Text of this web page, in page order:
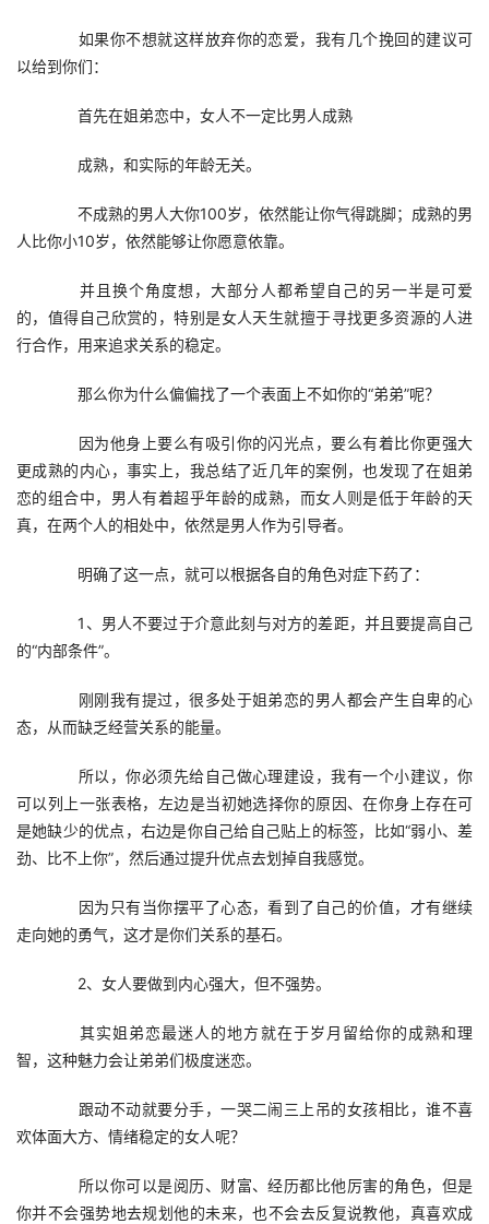
如果你不想就这样放弃你的恋爱，我有几个挽回的建议可
以给到你们：
首先在姐弟恋中，女人不一定比男人成熟
成熟，和实际的年龄无关。
不成熟的男人大你100岁，依然能让你气得跳脚；成熟的男
人比你小10岁，依然能够让你愿意依靠。
并且换个角度想，大部分人都希望自己的另一半是可爱
的，值得自己欣赏的，特别是女人天生就擅于寻找更多资源的人进
行合作，用来追求关系的稳定。
那么你为什么偏偏找了一个表面上不如你的“弟弟”呢？
因为他身上要么有吸引你的闪光点，要么有着比你更强大
更成熟的内心，事实上，我总结了近几年的案例，也发现了在姐弟
恋的组合中，男人有着超乎年龄的成熟，而女人则是低于年龄的天
真，在两个人的相处中，依然是男人作为引导者。
明确了这一点，就可以根据各自的角色对症下药了：
1、男人不要过于介意此刻与对方的差距，并且要提高自己
的“内部条件”。
刚刚我有提过，很多处于姐弟恋的男人都会产生自卑的心
态，从而缺乏经营关系的能量。
所以，你必须先给自己做心理建设，我有一个小建议，你
可以列上一张表格，左边是当初她选择你的原因、在你身上存在可
是她缺少的优点，右边是你自己给自己贴上的标签，比如“弱小、差
劲、比不上你”，然后通过提升优点去划掉自我感觉。
因为只有当你摆平了心态，看到了自己的价值，才有继续
走向她的勇气，这才是你们关系的基石。
2、女人要做到内心强大，但不强势。
其实姐弟恋最迷人的地方就在于岁月留给你的成熟和理
智，这种魅力会让弟弟们极度迷恋。
跟动不动就要分手，一哭二闹三上吊的女孩相比，谁不喜
欢体面大方、情绪稳定的女人呢？
所以你可以是阅历、财富、经历都比他厉害的角色，但是
你并不会强势地去规划他的未来，也不会去反复说教他，真喜欢成